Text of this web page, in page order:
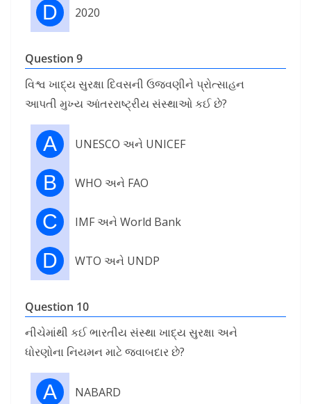
D 2020
Question 9
વિશ્વ ખાદ્ય સુરક્ષા દિવસની ઉજવણીને પ્રોત્સાહન
આપતી મુખ્ય આંતરરાષ્ટ્રીય સંસ્થાઓ કઈ છે?
A UNESCO અને UNICEF
B WHO અને FAO
C IMF અને World Bank
D WTO અને UNDP
Question 10
નીચેમાંથી કઈ ભારતીય સંસ્થા ખાદ્ય સુરક્ષા અને
ધોરણોના નિયમન માટે જવાબદાર છે?
A NABARD